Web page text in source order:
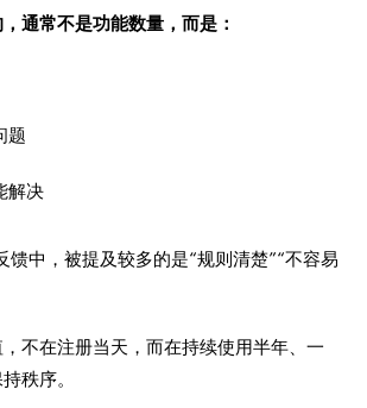
通常不是功能数量，而是：
题
解决
馈中，被提及较多的是“规则清楚”“不容易
不在注册当天，而在持续使用半年、一
秩序。